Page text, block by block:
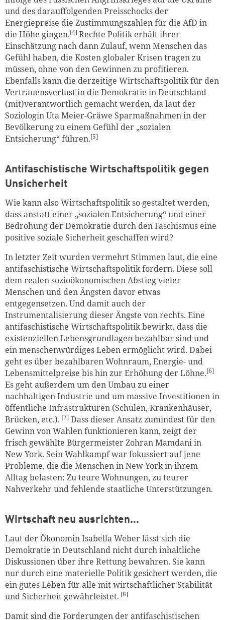
und des darauffolgenden Preisschocks der
Energiepreise die Zustimmungszahlen für die AfD in
die Höhe gingen.[4]Rechte Politik erhält ihrer
Einschätzung nach dann Zulauf, wenn Menschen das
Gefühl haben, die Kosten globaler Krisen tragen zu
müssen, ohne von den Gewinnen zu profitieren.
Ebenfalls kann die derzeitige Wirtschaftspolitik für den
Vertrauensverlust in die Demokratie in Deutschland
(mit)verantwortlich gemacht werden, da laut der
Soziologin Uta Meier-Gräwe Sparmaßnahmen in der
Bevölkerung zu einem Gefühl der „sozialen
Entsicherung“ führen.[5]
Antifaschistische Wirtschaftspolitik gegen
Unsicherheit
Wie kann also Wirtschaftspolitik so gestaltet werden,
dass anstatt einer „sozialen Entsicherung“ und einer
Bedrohung der Demokratie durch den Faschismus eine
positive soziale Sicherheit geschaffen wird?
In letzter Zeit wurden vermehrt Stimmen laut, die eine
antifaschistische Wirtschaftspolitik fordern. Diese soll
dem realen sozioökonomischen Abstieg vieler
Menschen und den Ängsten davor etwas
entgegensetzen. Und damit auch der
Instrumentalisierung dieser Ängste von rechts. Eine
antifaschistische Wirtschaftspolitik bewirkt, dass die
existenziellen Lebensgrundlagen bezahlbar sind und
ein menschenwürdiges Leben ermöglicht wird. Dabei
geht es über bezahlbaren Wohnraum, Energie- und
Lebensmittelpreise bis hin zur Erhöhung der Löhne.[6]
Es geht außerdem um den Umbau zu einer
nachhaltigen Industrie und um massive Investitionen in
öffentliche Infrastrukturen (Schulen, Krankenhäuser,
Brücken, etc.). [7] Dass dieser Ansatz zumindest für den
Gewinn von Wahlen funktionieren kann, zeigt der
frisch gewählte Bürgermeister Zohran Mamdani in
New York. Sein Wahlkampf war fokussiert auf jene
Probleme, die die Menschen in New York in ihrem
Alltag belasten: Zu teure Wohnungen, zu teurer
Nahverkehr und fehlende staatliche Unterstützungen.
Wirtschaft neu ausrichten…
Laut der Ökonomin Isabella Weber lässt sich die
Demokratie in Deutschland nicht durch inhaltliche
Diskussionen über ihre Rettung bewahren. Sie kann
nur durch eine materielle Politik gesichert werden, die
ein gutes Leben für alle mit wirtschaftlicher Stabilität
und Sicherheit gewährleistet. [8]
Damit sind die Forderungen der antifaschistischen